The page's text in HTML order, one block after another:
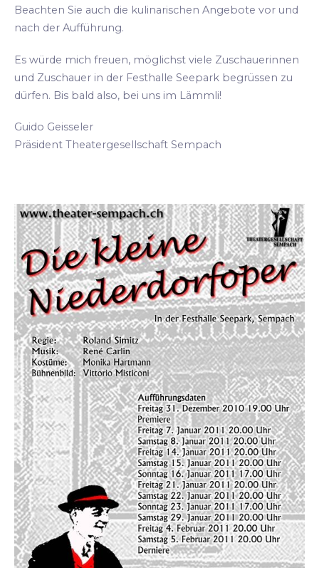
Beachten Sie auch die kulinarischen Angebote vor und
nach der Aufführung.
Es würde mich freuen, möglichst viele Zuschauerinnen
und Zuschauer in der Festhalle Seepark begrüssen zu
dürfen. Bis bald also, bei uns im Lämmli!
Guido Geisseler
Präsident Theatergesellschaft Sempach